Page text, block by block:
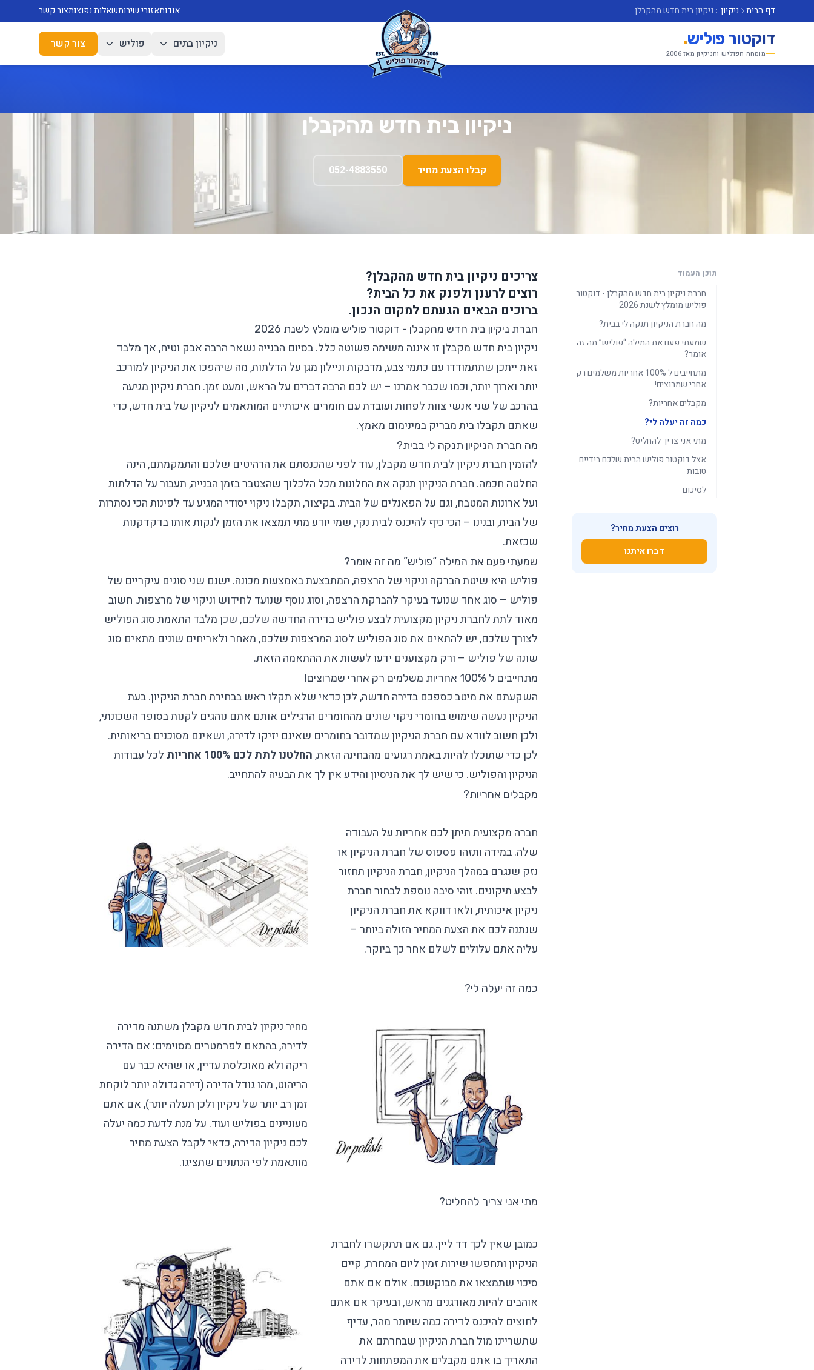
דף הבית ניקיון ניקיון בית חדש מהקבלן אודותאזורי שירותשאלות נפוצותצור קשר
דוקטור פוליש.
מומחה הפוליש והניקיון מאז 2006
ניקיון בתים פוליש צור קשר
ניקיון בית חדש מהקבלן
קבלו הצעת מחיר 052-4883550
תוכן העמוד
חברת ניקיון בית חדש מהקבלן - דוקטור
פוליש מומלץ לשנת 2026
מה חברת הניקיון תנקה לי בבית?
שמעתי פעם את המילה “פוליש” מה זה
אומר?
מתחייבים ל 100% אחריות משלמים רק
אחרי שמרוצים!
מקבלים אחריות?
כמה זה יעלה לי?
מתי אני צריך להחליט?
אצל דוקטור פוליש הבית שלכם בידיים
טובות
לסיכום
רוצים הצעת מחיר?
דברו איתנו
צריכים ניקיון בית חדש מהקבלן?
רוצים לרענן ולפנק את כל הבית?
ברוכים הבאים הגעתם למקום הנכון.
חברת ניקיון בית חדש מהקבלן - דוקטור פוליש מומלץ לשנת 2026
ניקיון בית חדש מקבלן זו איננה משימה פשוטה כלל. בסיום הבנייה נשאר הרבה אבק וטיח, אך מלבד
זאת ייתכן שתתמודדו עם כתמי צבע, מדבקות וניילון מגן על הדלתות, מה שיהפכו את הניקיון למורכב
יותר וארוך יותר, וכמו שכבר אמרנו – יש לכם הרבה דברים על הראש, ומעט זמן. חברת ניקיוןמגיעה
בהרכב של שני אנשי צוות לפחות ועובדת עם חומרים איכותיים המותאמים לניקיון של בית חדש, כדי
שאתם תקבלו בית מבריק במינימום מאמץ.
מה חברת הניקיון תנקה לי בבית?
להזמין חברת ניקיון לבית חדש מקבלן, עוד לפני שהכנסתם את הרהיטים שלכם והתמקמתם, הינה
החלטה חכמה. חברת הניקיון תנקה את החלונות מכל הלכלוך שהצטבר בזמן הבנייה, תעבור על הדלתות
ועל ארונות המטבח, וגם על הפאנלים של הבית. בקיצור, תקבלו ניקוי יסודי המגיע עד לפינות הכי נסתרות
של הבית, ובנינו – הכי כיף להיכנס לבית נקי, שמי יודע מתי תמצאו את הזמן לנקות אותו בדקדקנות
שכזאת.
שמעתי פעם את המילה “פוליש” מה זה אומר?
פוליש היא שיטת הברקה וניקוי של הרצפה, המתבצעת באמצעות מכונה. ישנם שני סוגים עיקריים של
פוליש – סוג אחד שנועד בעיקר להברקת הרצפה, וסוג נוסף שנועד לחידוש וניקוי של מרצפות. חשוב
מאוד לתת לחברת ניקיון מקצועית לבצע פוליש בדירה החדשה שלכם, שכן מלבד התאמת סוג הפוליש
לצורך שלכם, יש להתאים את סוג הפוליש לסוג המרצפות שלכם, מאחר ולאריחים שונים מתאים סוג
שונה של פוליש – ורק מקצוענים ידעו לעשות את ההתאמה הזאת.
מתחייבים ל 100% אחריות משלמים רק אחרי שמרוצים!
השקעתם את מיטב כספכם בדירה חדשה, לכן כדאי שלא תקלו ראש בבחירת חברת הניקיון. בעת
הניקיון נעשה שימוש בחומרי ניקוי שונים מהחומרים הרגילים אותם אתם נוהגים לקנות בסופר השכונתי,
ולכן חשוב לוודא עם חברת הניקיון שמדובר בחומרים שאינם יזיקו לדירה, ושאינם מסוכנים בריאותית.
לכן כדי שתוכלו להיות באמת רגועים מהבחינה הזאת,החלטנו לתת לכם 100% אחריות
לכל עבודות
הניקיון והפוליש. כי שיש לך את הניסיון והידע אין לך את הבעיה להתחייב.
מקבלים אחריות?
חברה מקצועית תיתן לכם אחריות על העבודה
שלה. במידה ותזהו פספוס של חברת הניקיון או
נזק שנגרם במהלך הניקיון, חברת הניקיון תחזור
לבצע תיקונים. זוהי סיבה נוספת לבחור חברת
ניקיון איכותית, ולאו דווקא את חברת הניקיון
שנתנה לכם את הצעת המחיר הזולה ביותר –
עליה אתם עלולים לשלם אחר כך ביוקר.
כמה זה יעלה לי?
מחיר ניקיון לבית חדש מקבלן משתנה מדירה
לדירה, בהתאם לפרמטרים מסוימים: אם הדירה
ריקה ולא מאוכלסת עדיין, או שהיא כבר עם
הריהוט, מהו גודל הדירה (דירה גדולה יותר לוקחת
זמן רב יותר של ניקיון ולכן תעלה יותר), אם אתם
מעוניינים בפוליש ועוד. על מנת לדעת כמה יעלה
לכם ניקיון הדירה, כדאי לקבל הצעת מחיר
מותאמת לפי הנתונים שתציגו.
מתי אני צריך להחליט?
כמובן שאין לכך דד ליין. גם אם תתקשרו לחברת
הניקיון ותחפשו שירות זמין ליום המחרת, קיים
סיכוי שתמצאו את מבוקשכם. אולם אם אתם
אוהבים להיות מאורגנים מראש, ובעיקר אם אתם
לחוצים להיכנס לדירה כמה שיותר מהר, עדיף
שתשריינו מול חברת הניקיון שבחרתם את
התאריך בו אתם מקבלים את המפתחות לדירה